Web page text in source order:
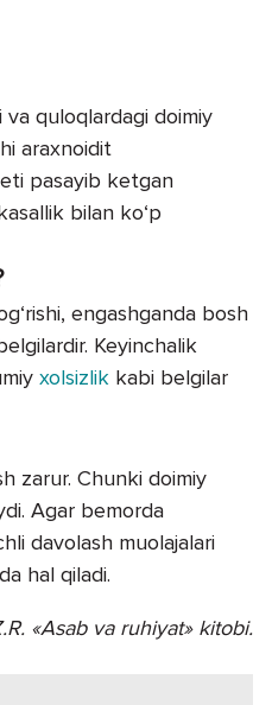
va quloqlardagi doimiy
araxnoidit
pasayib ketgan
bilan ko‘p
engashganda bosh
Keyinchalik
xolsizlik kabi belgilar
zarur. Chunki doimiy
Agar bemorda
davolash muolajalari
hal qiladi.
«Asab va ruhiyat» kitobi.